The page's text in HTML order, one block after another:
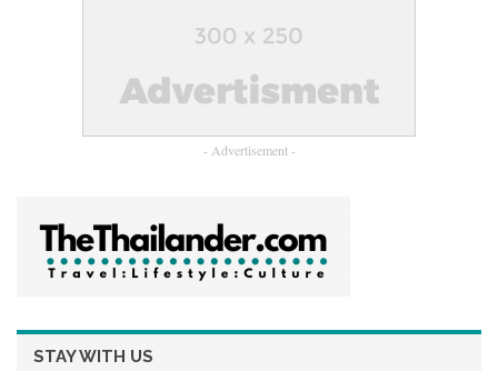
จึงทำให้เธอมีแฟนคลับอยู่ทั่วโลก
- Advertisement -
STAY WITH US